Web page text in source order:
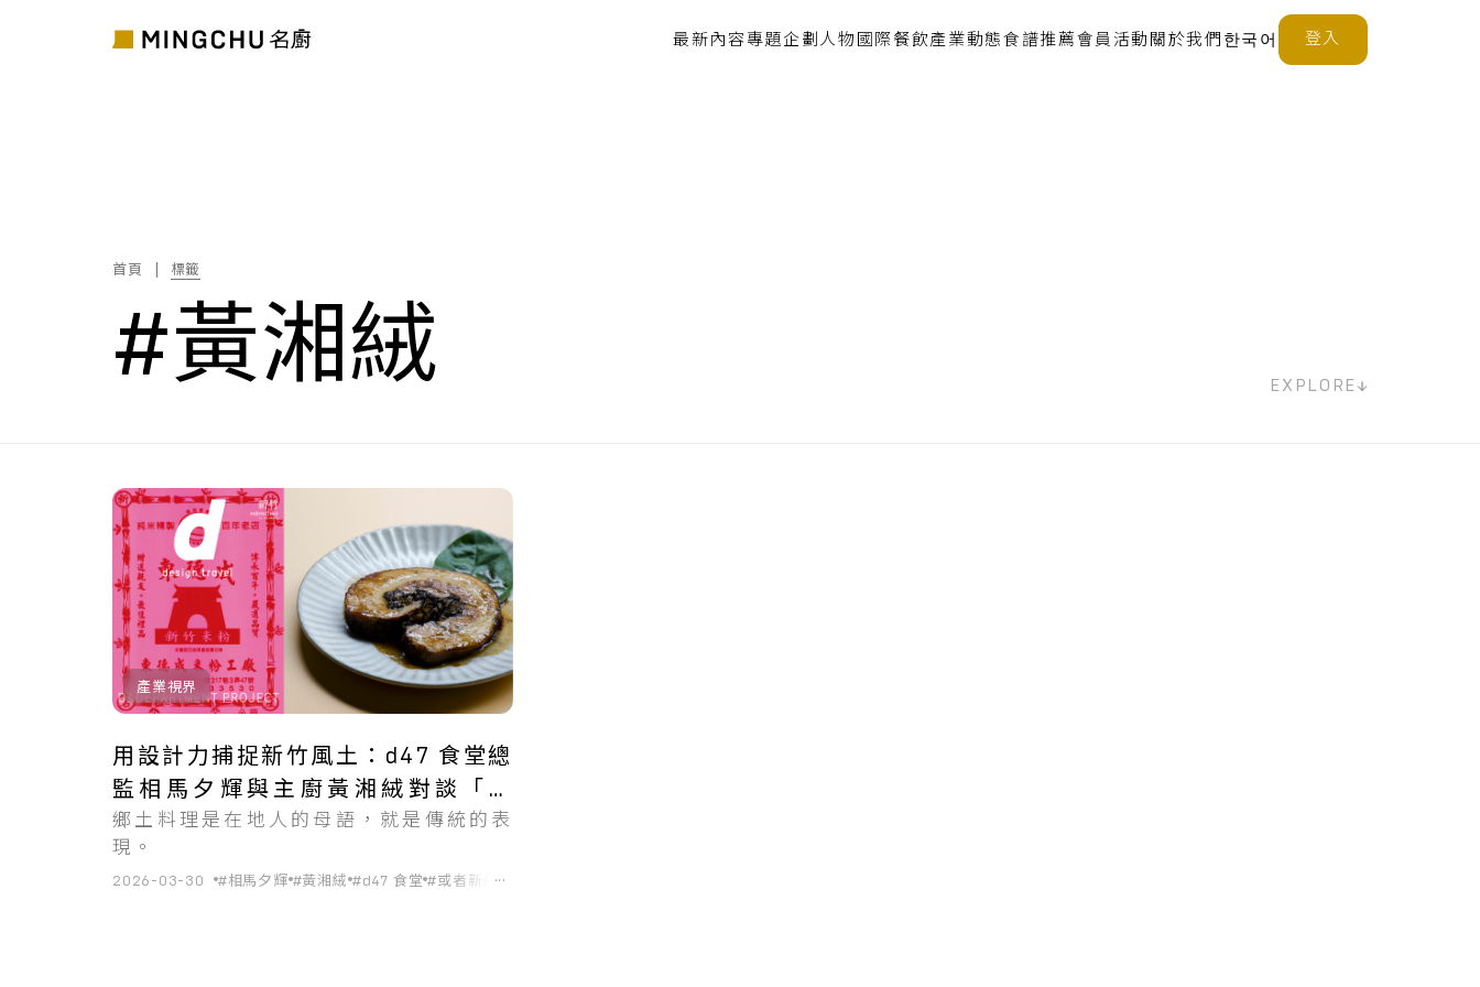
最新內容 專題企劃 人物 國際餐飲產業動態 食譜推薦 會員活動 關於我們 한국어 登入
首頁 標籤
#黃湘絨 EXPLORE
共1筆搜尋結果
產業視界
用設計力捕捉新竹風土：d47 食堂總
監相馬夕輝與主廚黃湘絨對談「定
食」思考
鄉土料理是在地人的母語，就是傳統的表
現。
2026-03-30 #相馬夕輝 #黃湘絨 #d47 食堂 #或者新州屋
...